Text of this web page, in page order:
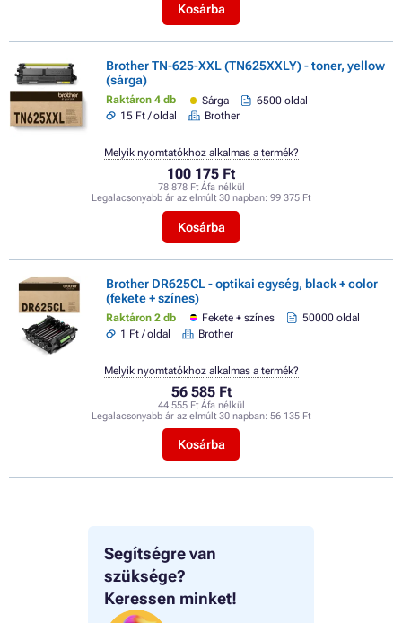
Segítségre van
szüksége?
Keressen minket!
Kosárba
Brother TN-625-XXL (TN625XXLY) - toner, yellow
(sárga)
Raktáron 4 db Sárga
6500 oldal
15 Ft / oldal
Brother
100 175 Ft
78 878 Ft Áfa nélkül
Legalacsonyabb ár az elmúlt 30 napban: 99 375 Ft
Kosárba
Melyik nyomtatókhoz alkalmas a termék?
Brother DR625CL - optikai egység, black + color
(fekete + színes)
Raktáron 2 db Fekete + színes
50000 oldal
1 Ft / oldal
Brother
56 585 Ft
44 555 Ft Áfa nélkül
Legalacsonyabb ár az elmúlt 30 napban: 56 135 Ft
Kosárba
Melyik nyomtatókhoz alkalmas a termék?